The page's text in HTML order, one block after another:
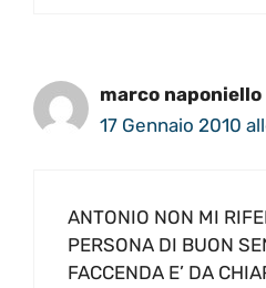
marco naponiello
17 Gennaio 2010
ANTONIO NON MI
PERSONA DI BUON
FACCENDA E’ DA